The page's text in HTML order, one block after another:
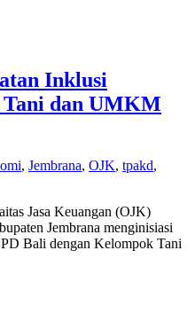
Inklusi
dan UMKM
, Jembrana, OJK, tpakd,
Jasa Keuangan (OJK)
Jembrana menginisiasi
Bali dengan Kelompok Tani